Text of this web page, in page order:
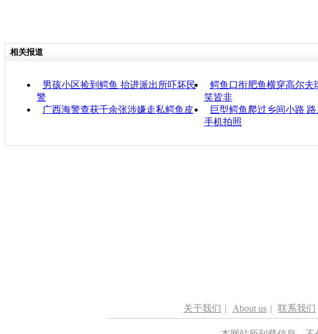
相关报道
男孩小区捡到鳄鱼 抬进派出所吓坏民
警
鳄鱼口衔肥鱼横穿高尔夫
笑皆非
广西海警查获千余张涉嫌走私鳄鱼皮
巨型鳄鱼爬过乡间小路
手机拍照
关于我们 | About us | 联系我们